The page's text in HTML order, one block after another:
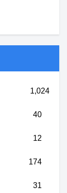
1,024
40
12
174
31